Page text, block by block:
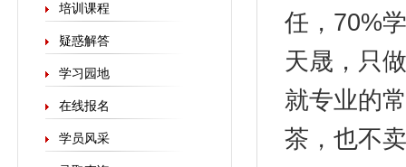
培训课程
疑惑解答
学习园地
在线报名
学员风采
任，70%
天晟，只
就专业的
茶，也不